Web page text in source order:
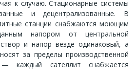
к случаю. Стационарные системы
и децентрализованные. В
станции снабжаются моющим
напором от центральной
и напор везде одинаковый, а
за пределы производственной
сателлит снабжается